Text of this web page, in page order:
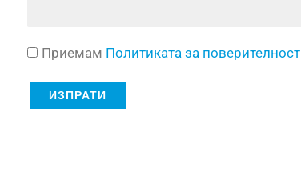
Приемам Политиката за поверителност
ИЗПРАТИ